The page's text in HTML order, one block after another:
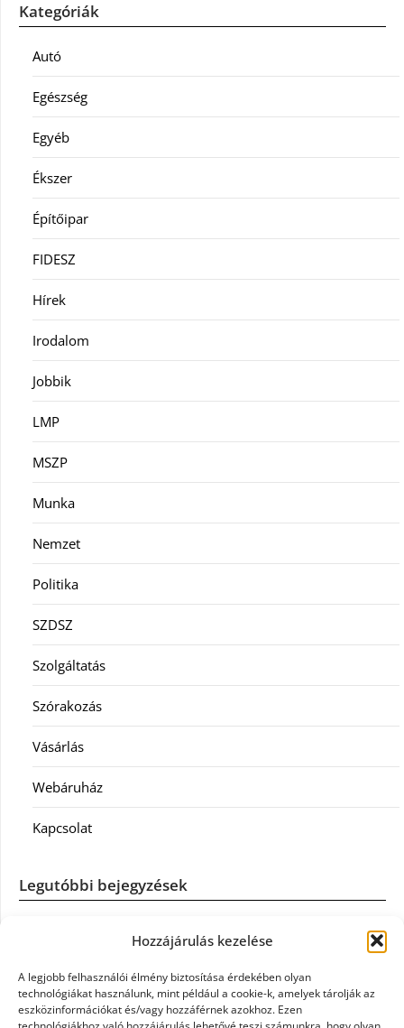
Hozzájárulás kezelése
A legjobb felhasználói élmény biztosítása érdekében olyan
technológiákat használunk, mint például a cookie-k, amelyek tárolják az
eszközinformációkat és/vagy hozzáférnek azokhoz. Ezen
Kategóriák
Autó
Egészség
Egyéb
Ékszer
Építőipar
FIDESZ
Hírek
Irodalom
Jobbik
LMP
MSZP
Munka
Nemzet
Politika
SZDSZ
Szolgáltatás
Szórakozás
Vásárlás
Webáruház
Kapcsolat
Legutóbbi bejegyzések
Casco szélvédőcsere: mikor éri meg a biztosítást igénybe
Könyvelés: mikor érdemes könyvelőt váltani?